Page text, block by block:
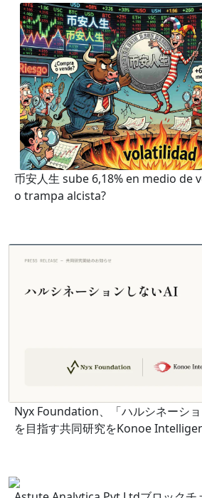
币安人生 sube 6,18% en medio de
o trampa alcista?
Nyx Foundation、「ハルシネーシ
を目指す共同研究をKonoe